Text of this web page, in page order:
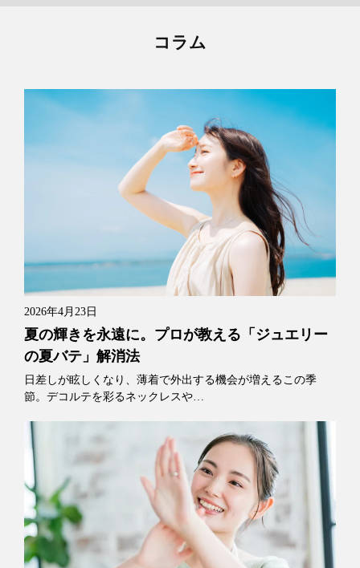
コラム
2026年4月23日
夏の輝きを永遠に。プロが教える「ジュエリー
の夏バテ」解消法
日差しが眩しくなり、薄着で外出する機会が増えるこの季
節。デコルテを彩るネックレスや…